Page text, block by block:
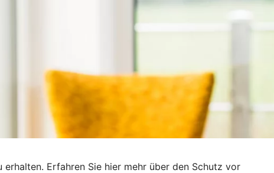
Erfahren Sie hier mehr über den Schutz vor